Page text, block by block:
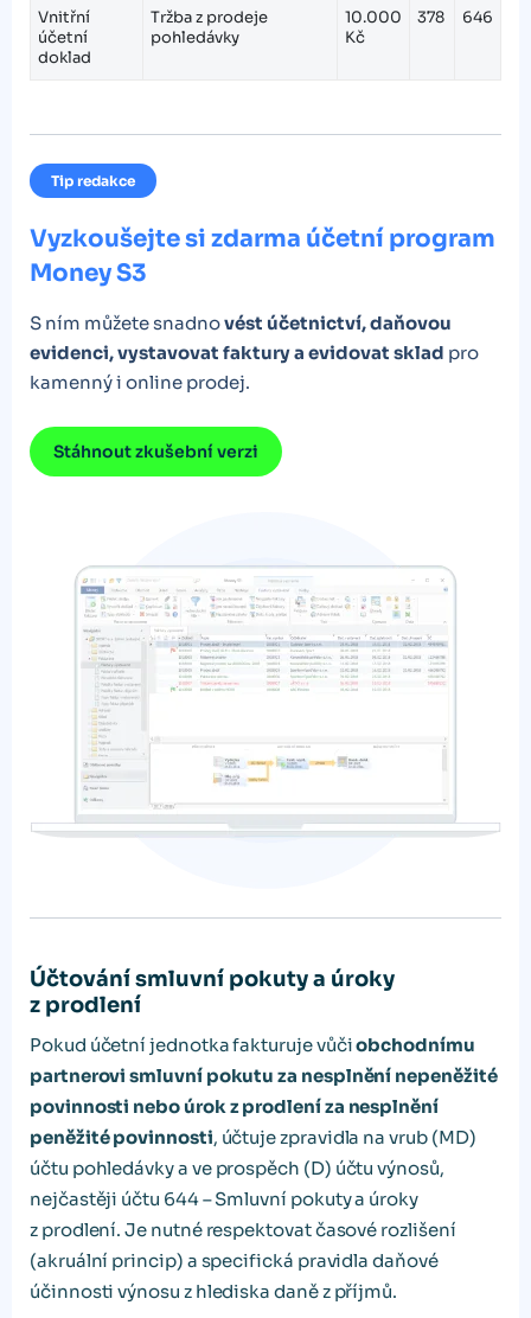
Vnitřní
účetní
doklad
Tržba z prodeje
pohledávky
10.000
Kč
378 646
Tip redakce
Vyzkoušejte si zdarma účetní program
Money S3
S ním můžete snadnovést účetnictví, daňovou
evidenci, vystavovat faktury a evidovat sklad pro
kamenný i online prodej.
Stáhnout zkušební verzi
Účtování smluvní pokuty a úroky
z prodlení
Pokud účetní jednotka fakturuje vůčiobchodnímu
partnerovi smluvní pokutu za nesplnění nepeněžité
povinnosti nebo úrok z prodlení za nesplnění
peněžité povinnosti, účtuje zpravidla na vrub (MD)
účtu pohledávky a ve prospěch (D) účtu výnosů,
nejčastěji účtu 644 – Smluvní pokuty a úroky
z prodlení. Je nutné respektovat časové rozlišení
(akruální princip) a specifická pravidla daňové
účinnosti výnosu z hlediska daně z příjmů.